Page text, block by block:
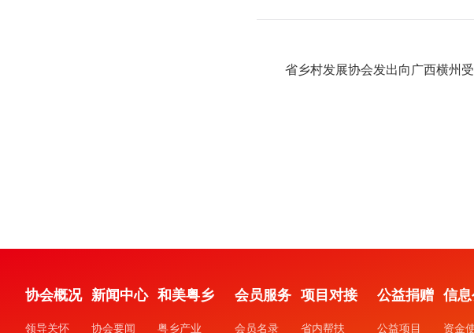
省乡村发展协会发出向广西横州
协会概况
领导关怀
新闻中心
协会要闻
和美粤乡
粤乡产业
会员服务
会员名录
项目对接
省内帮扶
公益捐赠
公益项目
信
资金